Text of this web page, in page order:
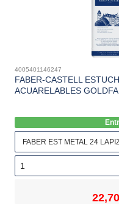
4005401146247
FABER-CASTELL
ACUARELABLES